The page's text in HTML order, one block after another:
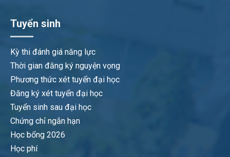
Tuyển sinh
Kỳ thi đánh giá năng lực
Thời gian đăng ký nguyện vọng
Phương thức xét tuyển đại học
Đăng ký xét tuyển đại học
Tuyển sinh sau đại học
Chứng chỉ ngắn hạn
Học bổng 2026
Học phí